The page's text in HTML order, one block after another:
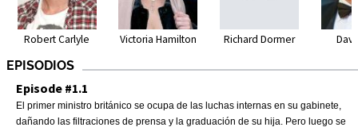
Robert Carlyle Victoria Hamilton Richard Dormer
EPISODIOS
Episode #1.1
El primer ministro británico se ocupa de las luchas internas en su gabinete,
dañando las filtraciones de prensa y la graduación de su hija. Pero luego se